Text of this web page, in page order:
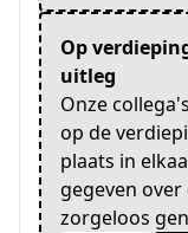
Op
uitleg
Onze
op de
plaats in
gegeven
zorgeloos